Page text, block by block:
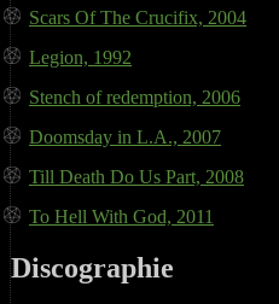
Scars Of The Crucifix, 2004
Legion, 1992
Stench of redemption, 2006
Doomsday in L.A., 2007
Till Death Do Us Part, 2008
To Hell With God, 2011
Discographie